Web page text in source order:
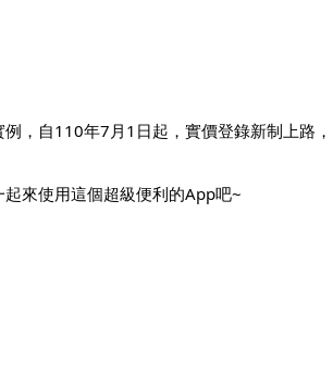
例，自110年7月1日起，實價登錄新制上路
起來使用這個超級便利的App吧~